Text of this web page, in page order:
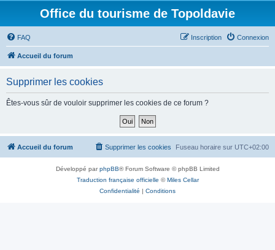
Office du tourisme de Topoldavie
FAQ Connexion
Inscription
Accueil du forum
Supprimer les cookies
Êtes-vous sûr de vouloir supprimer les cookies de ce forum ?
Accueil du forum Fuseau horaire sur UTC+02:00
Supprimer les cookies
Développé parphpBB® Forum Software © phpBB Limited
Traduction française officielle ©Miles Cellar
Confidentialité | Conditions